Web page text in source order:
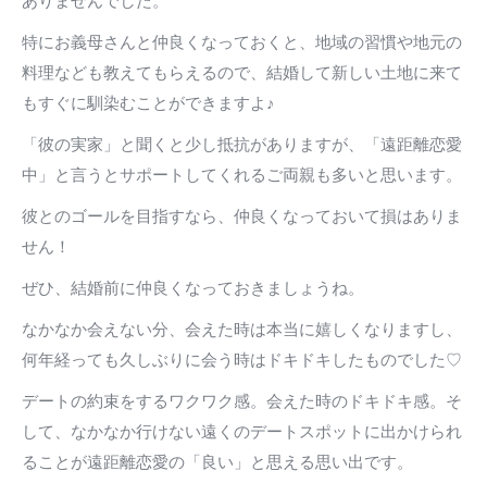
特にお義母さんと仲良くなっておくと、地域の習慣や地元の
料理なども教えてもらえるので、結婚して新しい土地に来て
もすぐに馴染むことができますよ♪
「彼の実家」と聞くと少し抵抗がありますが、「遠距離恋愛
中」と言うとサポートしてくれるご両親も多いと思います。
彼とのゴールを目指すなら、仲良くなっておいて損はありま
せん！
ぜひ、結婚前に仲良くなっておきましょうね。
なかなか会えない分、会えた時は本当に嬉しくなりますし、
何年経っても久しぶりに会う時はドキドキしたものでした♡
デートの約束をするワクワク感。会えた時のドキドキ感。そ
して、なかなか行けない遠くのデートスポットに出かけられ
ることが遠距離恋愛の「良い」と思える思い出です。